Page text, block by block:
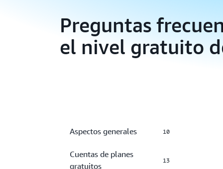
Preguntas
el nivel gratuito
Aspectos generales 10
Cuentas de planes
gratuitos
13